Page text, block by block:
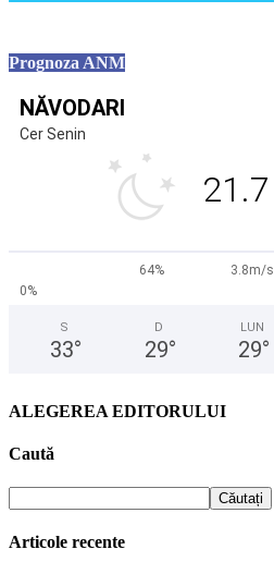
Prognoza ANM
NĂVODARI
Cer Senin
21.7
64%
3.8m/s
0%
S
33°
D
29°
LUN
29°
ALEGEREA EDITORULUI
Caută
Articole recente